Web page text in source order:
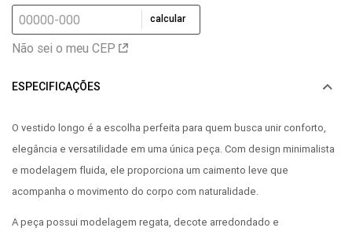
calcular
Não sei o meu CEP
ESPECIFICAÇÕES
O vestido longo é a escolha perfeita para quem busca unir conforto,
elegância e versatilidade em uma única peça. Com design minimalista
e modelagem fluida, ele proporciona um caimento leve que
acompanha o movimento do corpo com naturalidade.
A peça possui modelagem regata, decote arredondado e